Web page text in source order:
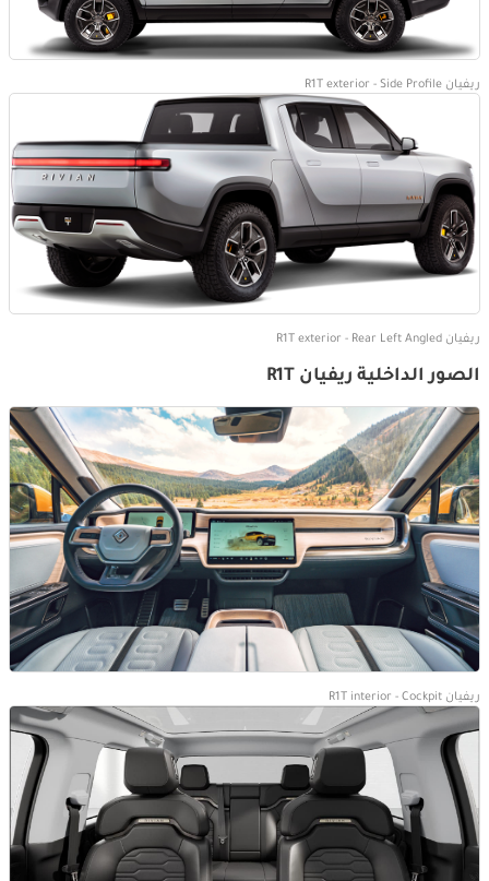
ريفيان R1T exterior - Side Profile
ريفيان R1T exterior - Rear Left Angled
الصور الداخلية ريفيان R1T
ريفيان R1T interior - Cockpit